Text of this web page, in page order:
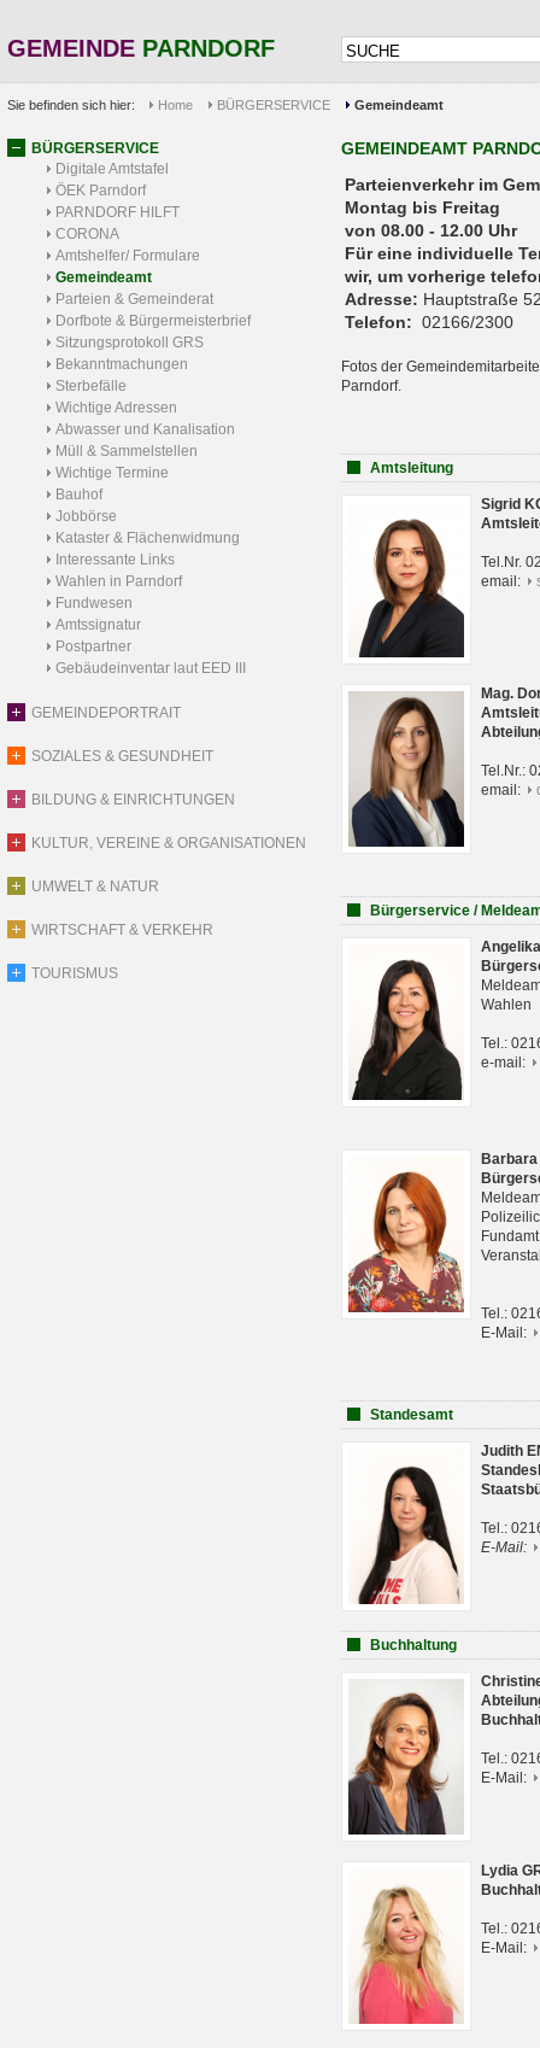
GEMEINDE PARNDORF
Sie befinden sich hier: Home BÜRGERSERVICE Gemeindeamt
BÜRGERSERVICE
Digitale Amtstafel
ÖEK Parndorf
PARNDORF HILFT
CORONA
Amtshelfer/ Formulare
Gemeindeamt
Parteien & Gemeinderat
Dorfbote & Bürgermeisterbrief
Sitzungsprotokoll GRS
Bekanntmachungen
Sterbefälle
Wichtige Adressen
Abwasser und Kanalisation
Müll & Sammelstellen
Wichtige Termine
Bauhof
Jobbörse
Kataster & Flächenwidmung
Interessante Links
Wahlen in Parndorf
Fundwesen
Amtssignatur
Postpartner
Gebäudeinventar laut EED III
GEMEINDEPORTRAIT
SOZIALES & GESUNDHEIT
BILDUNG & EINRICHTUNGEN
KULTUR, VEREINE & ORGANISATIONEN
UMWELT & NATUR
WIRTSCHAFT & VERKEHR
TOURISMUS
GEMEINDEAMT
Parteienverkehr
Montag bis Freitag
von 08.00 - 12.00 Uhr
Für eine individuelle
wir, um vorherige
Adresse: Hauptstraße
Telefon: 02166/2300
Fotos der
Parndorf.
Amtsleitung
Sigrid
Tel.Nr.
email:
Mag.
Tel.Nr.:
email:
Bürgerservice /
Wahlen
Tel.:
e-mail:
Tel.:
E-Mail:
Standesamt
Judith
Tel.:
E-Mail:
Buchhaltung
Tel.:
E-Mail:
Lydia
Tel.:
E-Mail: